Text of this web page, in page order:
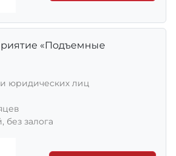
«Подъемные
юридических лиц
без залога